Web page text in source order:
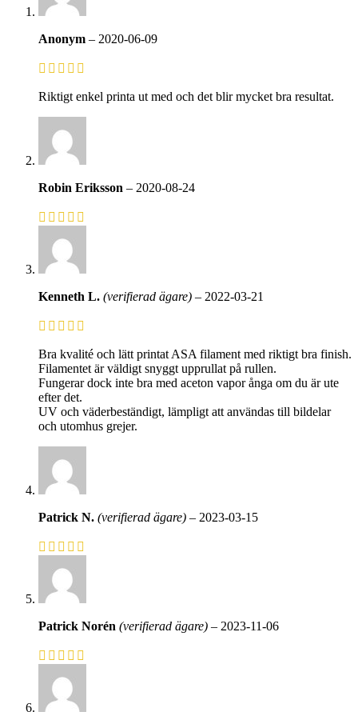
Anonym – 2020-06-09
Riktigt enkel printa ut med och det blir mycket bra resultat.
Robin Eriksson – 2020-08-24
Kenneth L. (verifierad ägare) – 2022-03-21
Bra kvalité och lätt printat ASA filament med riktigt bra finish.
Filamentet är väldigt snyggt upprullat på rullen.
Fungerar dock inte bra med aceton vapor ånga om du är ute
efter det.
UV och väderbeständigt, lämpligt att användas till bildelar
och utomhus grejer.
Patrick N. (verifierad ägare) – 2023-03-15
Patrick Norén (verifierad ägare) – 2023-11-06